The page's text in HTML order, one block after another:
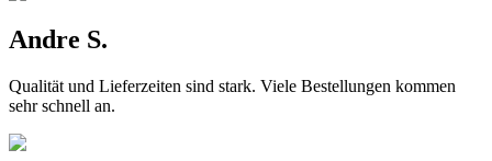
Andre S.
Qualität und Lieferzeiten sind stark. Viele Bestellungen kommen
sehr schnell an.